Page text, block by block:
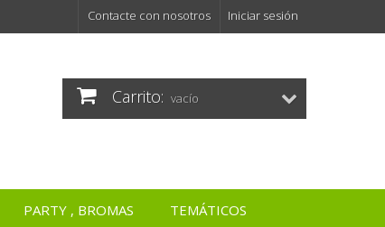
Iniciar sesión
Contacte con nosotros
Carrito: vacío
PARTY , BROMAS TEMÁTICOS